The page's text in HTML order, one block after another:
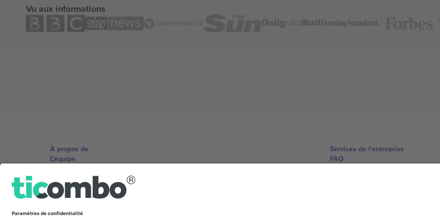
Vu aux informations
À propos de
L'équipe
Conditions générales
Programme d'affiliation
Services de l'entreprise
FAQ